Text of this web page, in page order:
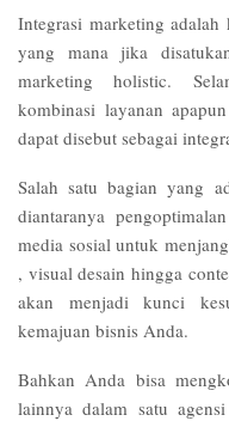
Integrasi marketing adalah
yang mana jika
marketing holistic.
kombinasi layanan
dapat disebut sebagai
Salah satu bagian yang
diantaranya
media sosial untuk
, visual desain hingga
akan menjadi kunci
kemajuan bisnis Anda.
Bahkan Anda bisa
lainnya dalam satu